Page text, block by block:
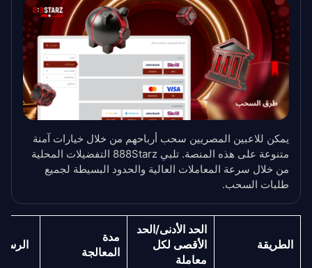
يمكن للاعبين المصريين سحب أرباحهم من خلال خيارات آمنة
متنوعة على هذه المنصة. تلبي 888Starz التفضيلات المحلية
من خلال سرعة المعاملات العالية والحدود البسيطة لجميع
طلبات السحب.
الطريقة
الحد الأدنى/الحد
الأقصى لكل
معاملة
مدة
المعالجة